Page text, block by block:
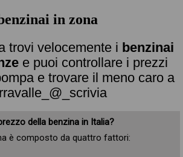
in zona
trovi velocemente i benzinai
e puoi controllare i prezzi
e trovare il meno caro a
della benzina in Italia?
è composto da quattro fattori: